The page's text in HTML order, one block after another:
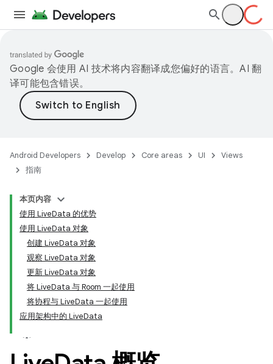
Google 会使用 AI 技术将内容翻译成您偏好的语言。AI 翻
译可能包含错误。
Android Developers Develop Core areas UI
Views
指南
本页内容
使用 LiveData 的优势
使用 LiveData 对象
创建 LiveData 对象
观察 LiveData 对象
更新 LiveData 对象
将 LiveData 与 Room 一起使用
将协程与 LiveData 一起使用
应用架构中的 LiveData